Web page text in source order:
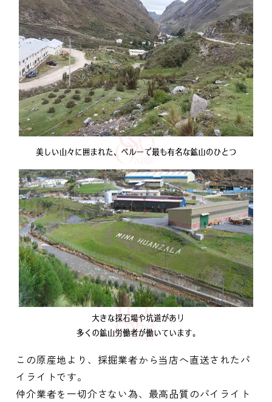
この原産地より、採掘業者から当店へ直送されたパ
イライトです。
仲介業者を一切介さない為、最高品質のパイライト